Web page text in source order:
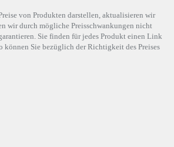
von Produkten darstellen, aktualisieren wir
wir durch mögliche Preisschwankungen nicht
Sie finden für jedes Produkt einen Link
können Sie bezüglich der Richtigkeit des Preises